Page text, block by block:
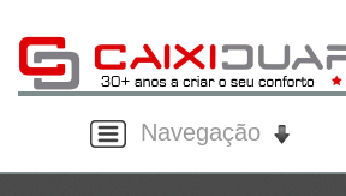
Navegação